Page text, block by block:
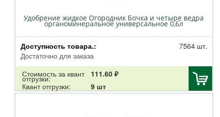
Удобрение жидкое Огородник Бочка и четыре ведра
органоминеральное универсальное 0,6л
Доступность товара.:
Достаточно для заказа
7564 шт.
Стоимость за квант
отгрузки:
111.60 ₽
Квант отгрузки:
9 шт